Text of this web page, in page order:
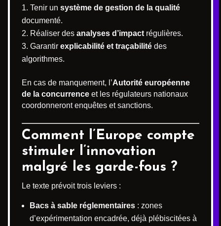
Tenir un système de gestion de la qualité
documenté.
Réaliser des analyses d’impact régulières.
Garantir explicabilité et traçabilité des
algorithmes.
En cas de manquement, l’Autorité européenne
de la concurrence et les régulateurs nationaux
coordonneront enquêtes et sanctions.
Comment l’Europe compte
stimuler l’innovation
malgré les garde-fous ?
Le texte prévoit trois leviers :
Bacs à sable réglementaires : zones
d’expérimentation encadrée, déjà plébiscitées à